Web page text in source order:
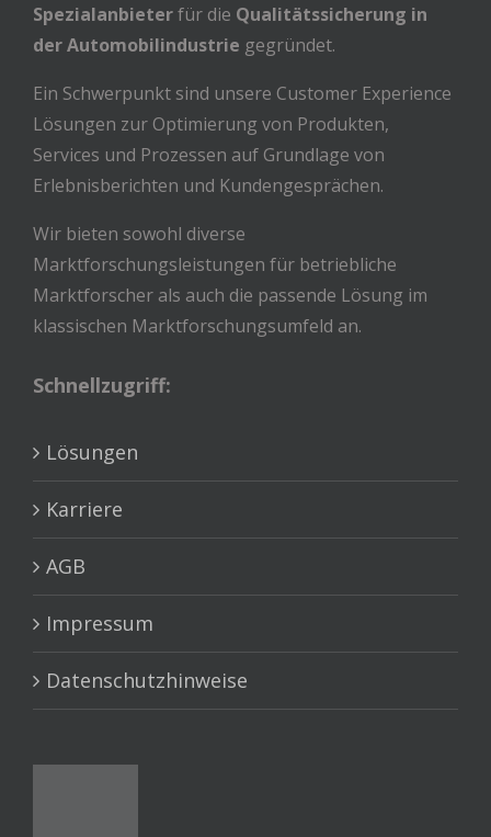
Spezialanbieterfür die Qualitätssicherung in
der Automobilindustrie gegründet.
Ein Schwerpunkt sind unsere Customer Experience
Lösungen zur Optimierung von Produkten,
Services und Prozessen auf Grundlage von
Erlebnisberichten und Kundengesprächen.
Wir bieten sowohl diverse
Marktforschungsleistungen für betriebliche
Marktforscher als auch die passende Lösung im
klassischen Marktforschungsumfeld an.
Schnellzugriff:
Lösungen
Karriere
AGB
Impressum
Datenschutzhinweise